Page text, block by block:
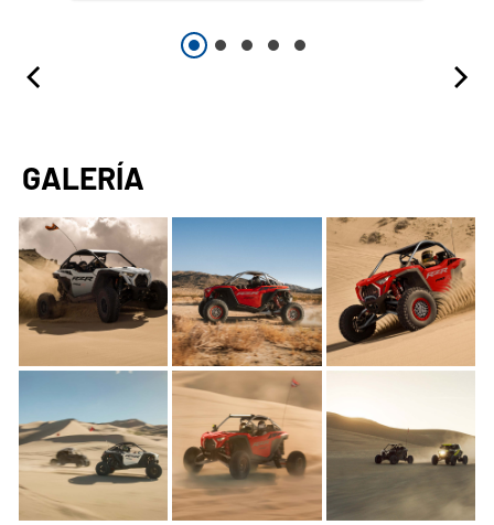
GALERÍA